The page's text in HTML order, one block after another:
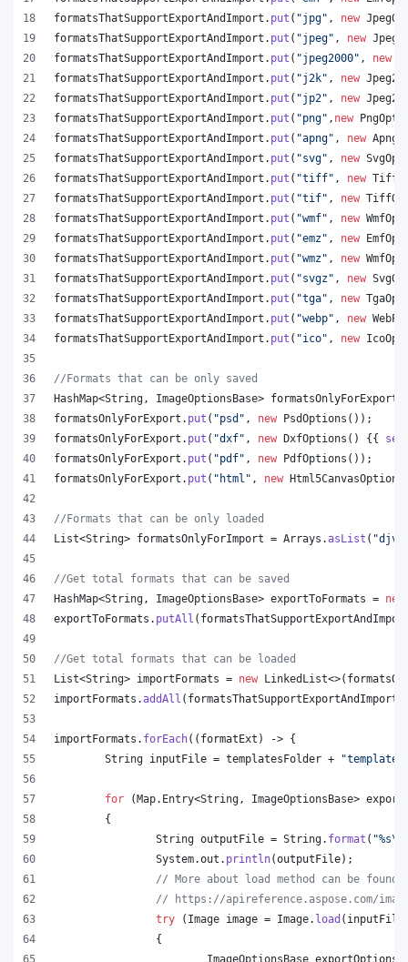
formatsThatSupportExportAndImport . put ( "jpg" , new
formatsThatSupportExportAndImport . put ( "jpeg" , new
formatsThatSupportExportAndImport . put ( "jpeg2000" , new
formatsThatSupportExportAndImport . put ( "j2k" , new
formatsThatSupportExportAndImport . put ( "jp2" , new
formatsThatSupportExportAndImport . put ( "png" , new
formatsThatSupportExportAndImport . put ( "apng" , new
formatsThatSupportExportAndImport . put ( "svg" , new
formatsThatSupportExportAndImport . put ( "tiff" , new
formatsThatSupportExportAndImport . put ( "tif" , new
formatsThatSupportExportAndImport . put ( "wmf" , new
formatsThatSupportExportAndImport . put ( "emz" , new
formatsThatSupportExportAndImport . put ( "wmz" , new
formatsThatSupportExportAndImport . put ( "svgz" , new
formatsThatSupportExportAndImport . put ( "tga" , new
formatsThatSupportExportAndImport . put ( "webp" , new
formatsThatSupportExportAndImport . put ( "ico" , new
//Formats that can be only saved
HashMap<String , ImageOptionsBase> formatsOnlyForExport
formatsOnlyForExport . put ( "psd" , new PsdOptions ());
formatsOnlyForExport . put ( "dxf" , new DxfOptions () {{
formatsOnlyForExport . put ( "pdf" , new PdfOptions ());
formatsOnlyForExport . put ( "html" , new Html5CanvasOptions
//Formats that can be only loaded
List<String> formatsOnlyForImport = Arrays .asList (
//Get total formats that can be saved
HashMap<String , ImageOptionsBase> exportToFormats = new
exportToFormats . putAll (
//Get total formats that can be loaded
List<String> importFormats = new LinkedList<>(
importFormats .addAll ( formatsThatSupportExportAndImport
importFormats . forEach(( formatExt ) -> {
String inputFile = templatesFolder +
for (Map. Entry<String , ImageOptionsBase>
	{
String outputFile = String. format ( "%s\\
System.out . println(outputFile);
// More about load method can be found
// https://apireference.aspose.com/
try ( Image image = Image. load ( inputFile
		{
ImageOptionsBase exportOptions